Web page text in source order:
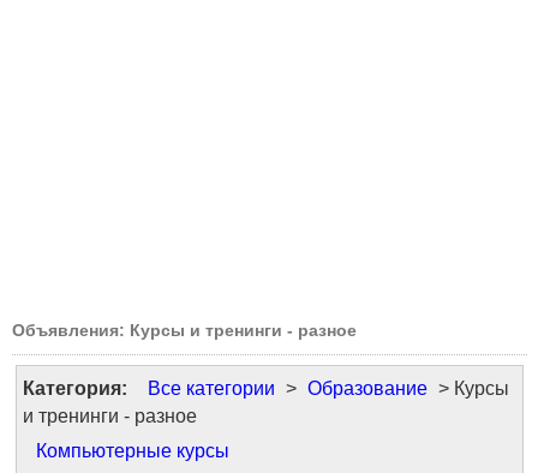
Объявления: Курсы и тренинги - разное
Категория: Все категории > Образование > Курсы
и тренинги - разное
Компьютерные курсы